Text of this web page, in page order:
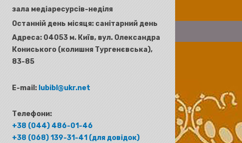
зала медіаресурсів-неділя
Останній день місяця: санітарний день
Адреса:04053 м. Київ, вул. Олександра
Кониського (колишня Тургенєвська),
83-85
E-mail: lubibl@ukr.net
Телефони:
+38 (044) 486-01-46
+38 (068) 139-31-41 (для довідок)